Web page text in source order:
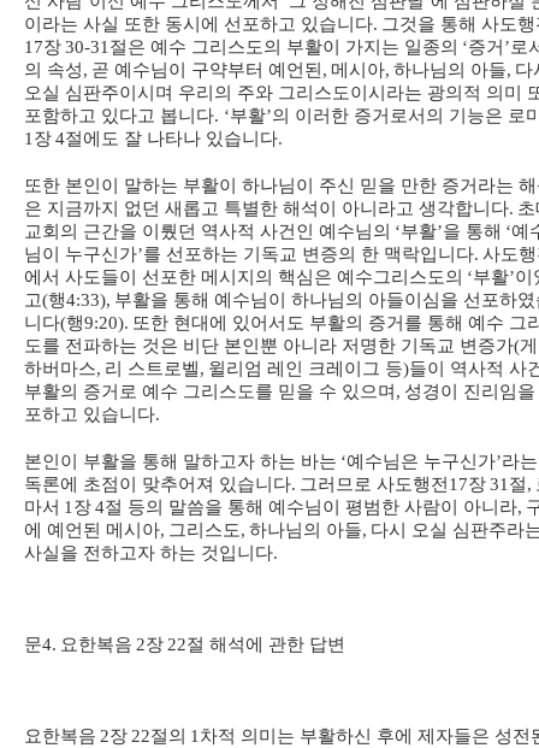
이라는 사실 또한 동시에 선포하고 있습니다. 그것을 통해 사도행
17장30-31 절은 예수 그리스도의 부활이 가지는 일종의 ‘증거 ’로
의 속성, 곧 예수님이 구약부터 예언된 , 메시아, 하나님의 아들, 다
오실 심판주이시며 우리의 주와 그리스도이시라는 광의적 의미
포함하고 있다고 봅니다. ‘부활’의 이러한 증거로서의 기능은 로
1 장4절에도 잘 나타나 있습니다.
또한 본인이 말하는 부활이 하나님이 주신 믿을 만한 증거라는
은 지금까지 없던 새롭고 특별한 해석이 아니라고 생각합니다.
교회의 근간을 이뤘던 역사적 사건인 예수님의 ‘부활’을 통해 ‘예
님이 누구신가’를 선포하는 기독교 변증의 한 맥락입니다. 사도
에서 사도들이 선포한 메시지의 핵심은 예수그리스도의 ‘부활’이
고(행4:33), 부활을 통해 예수님이 하나님의 아들이심을 선포하였
니다(행9:20). 또한 현대에 있어서도 부활의 증거를 통해 예수 그
도를 전파하는 것은 비단 본인뿐 아니라 저명한 기독교 변증가(
하버마스, 리 스트로벨, 윌리엄 레인 크레이그 등)들이 역사적 사
부활의 증거로 예수 그리스도를 믿을 수 있으며 , 성경이 진리임을
포하고 있습니다.
본인이 부활을 통해 말하고자 하는 바는 ‘예수님은 누구신가’라
독론에 초점이 맞추어져 있습니다. 그러므로 사도행전 17장31 절,
마서 1 장4절 등의 말씀을 통해 예수님이 평범한 사람이 아니라,
에 예언된 메시아, 그리스도, 하나님의 아들, 다시 오실 심판주라
사실을 전하고자 하는 것입니다.
문4. 요한복음 2장 22절 해석에 관한 답변
요한복음 2장 22절의 1 차적 의미는 부활하신 후에 제자들은 성전